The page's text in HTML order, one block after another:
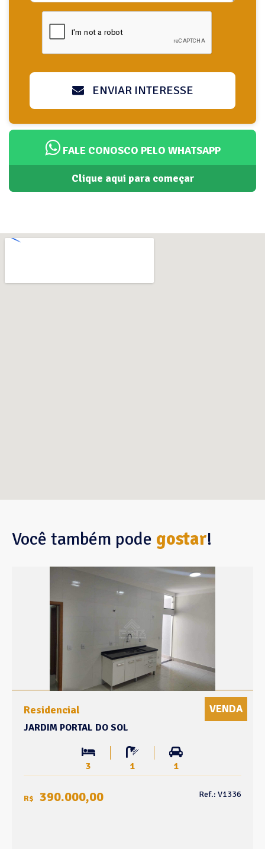
ENVIAR INTERESSE
FALE CONOSCO PELO WHATSAPP
Clique aqui para começar
Você também pode gostar!
Residencial VENDA
JARDIM PORTAL DO SOL
3 1 1
R$ 390.000,00 Ref.: V1336